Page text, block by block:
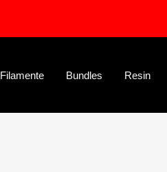
Filamente Bundles Resin